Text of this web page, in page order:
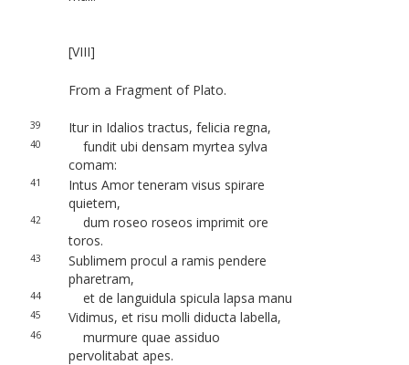
[VIII]
From a Fragment of Plato.
39 Itur in Idalios tractus, felicia regna,
40
fundit ubi densam myrtea sylva
comam:
41
Intus Amor teneram visus spirare
quietem,
42
dum roseo roseos imprimit ore
toros.
43
Sublimem procul a ramis pendere
pharetram,
44 et de languidula spicula lapsa manu
45 Vidimus, et risu molli diducta labella,
46
murmure quae assiduo
pervolitabat apes.